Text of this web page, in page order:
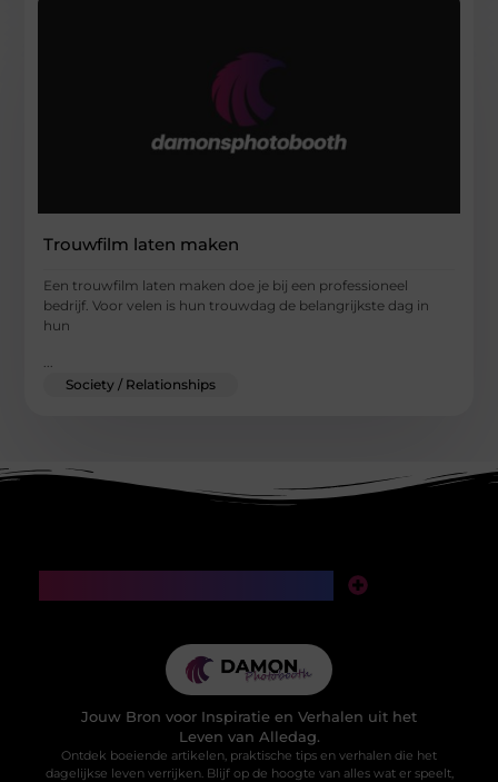
Trouwfilm laten maken
Een trouwfilm laten maken doe je bij een professioneel
bedrijf. Voor velen is hun trouwdag de belangrijkste dag in
hun
Society / Relationships
Jouw Bron voor Inspiratie en Verhalen uit het
Leven van Alledag.
Ontdek boeiende artikelen, praktische tips en verhalen die het
dagelijkse leven verrijken. Blijf op de hoogte van alles wat er speelt,